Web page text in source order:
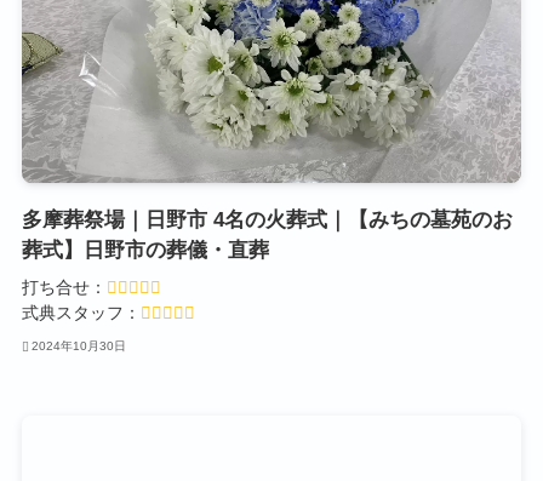
多摩葬祭場｜日野市 4名の火葬式｜【みちの墓苑のお
葬式】日野市の葬儀・直葬
打ち合せ：
式典スタッフ：
2024年10月30日